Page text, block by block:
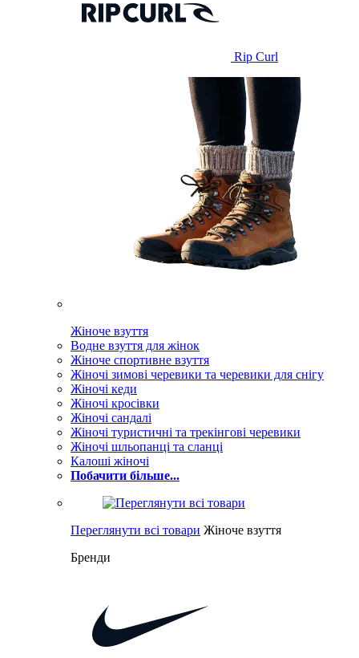
Rip Curl
Жіноче взуття
Водне взуття для жінок
Жіноче спортивне взуття
Жіночі зимові черевики та черевики для снігу
Жіночі кеди
Жіночі кросівки
Жіночі сандалі
Жіночі туристичні та трекінгові черевики
Жіночі шльопанці та сланці
Калоші жіночі
Побачити більше...
Переглянути всі товари Жіноче взуття
Бренди